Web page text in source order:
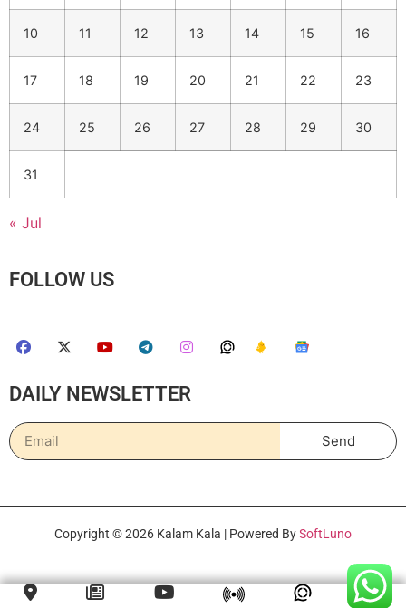
10 11 12 13 14 15 16
17 18 19 20 21 22 23
24 25 26 27 28 29 30
31
« Jul
FOLLOW US
DAILY NEWSLETTER
Send
Copyright © 2026 Kalam Kala | Powered BySoftLuno